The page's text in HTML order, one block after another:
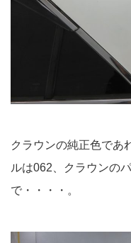
クラウンの純正色であ
ルは062、クラウンの
で・・・・。